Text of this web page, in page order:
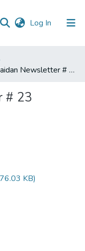
Log In (current)
EuroMaidan Newsletter # 23
# 23
KB)